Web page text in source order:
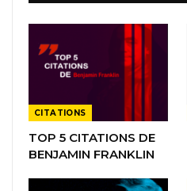
CITATIONS
TOP 5 CITATIONS DE
BENJAMIN FRANKLIN